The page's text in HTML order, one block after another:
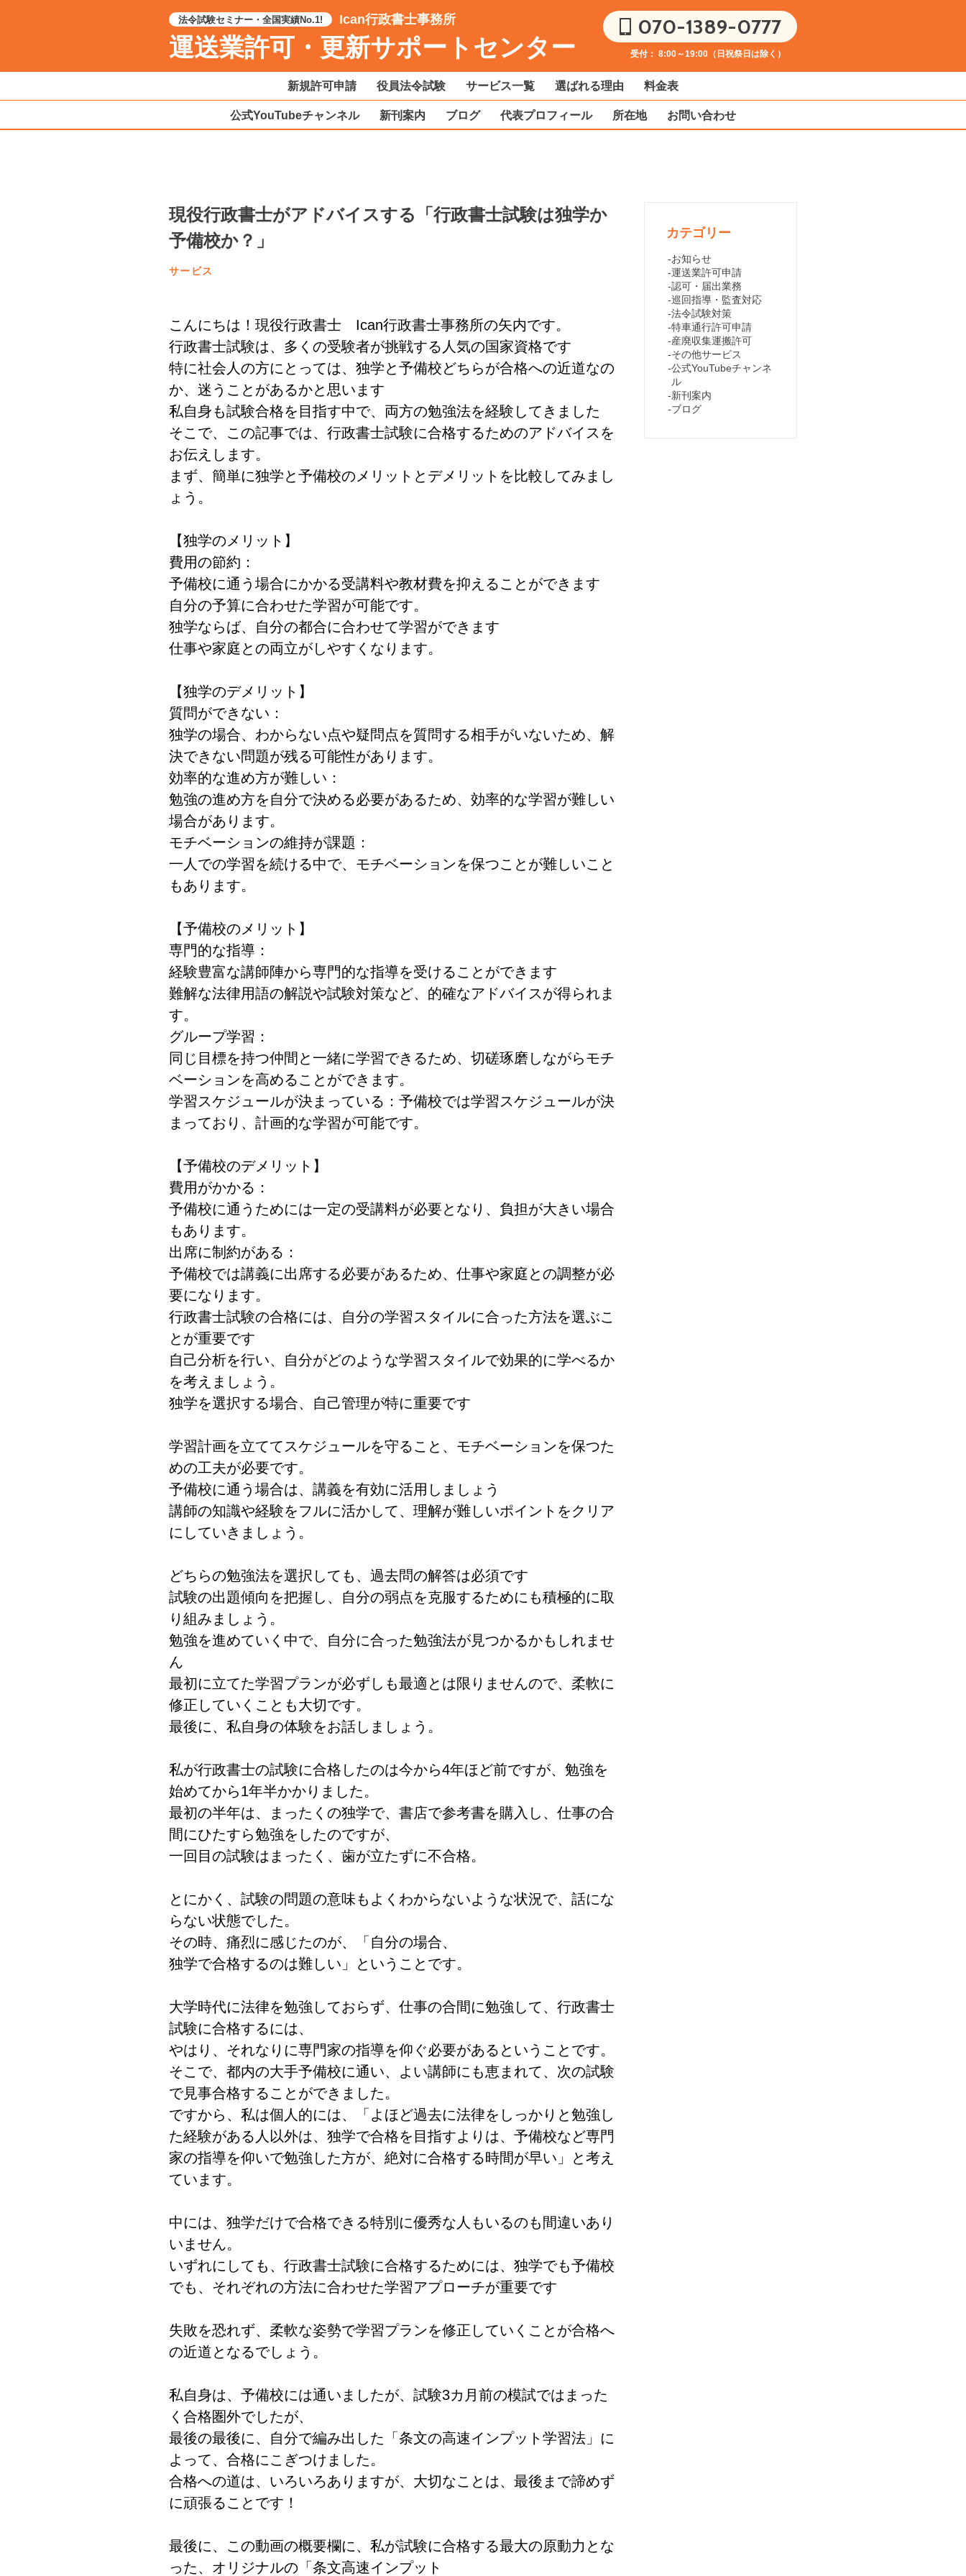
法令試験セミナー・全国実績No.1! Ican行政書士事務所
運送業許可・更新サポートセンター
070-1389-0777
受付： 8:00～19:00（日祝祭日は除く）
新規許可申請 役員法令試験 サービス一覧 選ばれる理由 料金表
公式YouTubeチャンネル 新刊案内 ブログ 代表プロフィール 所在地 お問い合わせ
現役行政書士がアドバイスする「行政書士試験は独学か
予備校か？」
サービス
こんにちは！現役行政書士 Ican行政書士事務所の矢内です。
行政書士試験は、多くの受験者が挑戦する人気の国家資格です
特に社会人の方にとっては、独学と予備校どちらが合格への近道なの
か、迷うことがあるかと思います
私自身も試験合格を目指す中で、両方の勉強法を経験してきました
そこで、この記事では、行政書士試験に合格するためのアドバイスを
お伝えします。
まず、簡単に独学と予備校のメリットとデメリットを比較してみまし
ょう。
【独学のメリット】
費用の節約：
予備校に通う場合にかかる受講料や教材費を抑えることができます
自分の予算に合わせた学習が可能です。
独学ならば、自分の都合に合わせて学習ができます
仕事や家庭との両立がしやすくなります。
【独学のデメリット】
質問ができない：
独学の場合、わからない点や疑問点を質問する相手がいないため、解
決できない問題が残る可能性があります。
効率的な進め方が難しい：
勉強の進め方を自分で決める必要があるため、効率的な学習が難しい
場合があります。
モチベーションの維持が課題：
一人での学習を続ける中で、モチベーションを保つことが難しいこと
もあります。
【予備校のメリット】
専門的な指導：
経験豊富な講師陣から専門的な指導を受けることができます
難解な法律用語の解説や試験対策など、的確なアドバイスが得られま
す。
グループ学習：
同じ目標を持つ仲間と一緒に学習できるため、切磋琢磨しながらモチ
ベーションを高めることができます。
学習スケジュールが決まっている：予備校では学習スケジュールが決
まっており、計画的な学習が可能です。
【予備校のデメリット】
費用がかかる：
予備校に通うためには一定の受講料が必要となり、負担が大きい場合
もあります。
出席に制約がある：
予備校では講義に出席する必要があるため、仕事や家庭との調整が必
要になります。
行政書士試験の合格には、自分の学習スタイルに合った方法を選ぶこ
とが重要です
自己分析を行い、自分がどのような学習スタイルで効果的に学べるか
を考えましょう。
独学を選択する場合、自己管理が特に重要です
学習計画を立ててスケジュールを守ること、モチベーションを保つた
めの工夫が必要です。
予備校に通う場合は、講義を有効に活用しましょう
講師の知識や経験をフルに活かして、理解が難しいポイントをクリア
にしていきましょう。
どちらの勉強法を選択しても、過去問の解答は必須です
試験の出題傾向を把握し、自分の弱点を克服するためにも積極的に取
り組みましょう。
勉強を進めていく中で、自分に合った勉強法が見つかるかもしれませ
ん
最初に立てた学習プランが必ずしも最適とは限りませんので、柔軟に
修正していくことも大切です。
最後に、私自身の体験をお話しましょう。
私が行政書士の試験に合格したのは今から4年ほど前ですが、勉強を
始めてから1年半かかりました。
最初の半年は、まったくの独学で、書店で参考書を購入し、仕事の合
間にひたすら勉強をしたのですが、
一回目の試験はまったく、歯が立たずに不合格。
とにかく、試験の問題の意味もよくわからないような状況で、話にな
らない状態でした。
その時、痛烈に感じたのが、「自分の場合、
独学で合格するのは難しい」ということです。
大学時代に法律を勉強しておらず、仕事の合間に勉強して、行政書士
試験に合格するには、
やはり、それなりに専門家の指導を仰ぐ必要があるということです。
そこで、都内の大手予備校に通い、よい講師にも恵まれて、次の試験
で見事合格することができました。
ですから、私は個人的には、「よほど過去に法律をしっかりと勉強し
た経験がある人以外は、独学で合格を目指すよりは、予備校など専門
家の指導を仰いで勉強した方が、絶対に合格する時間が早い」と考え
ています。
中には、独学だけで合格できる特別に優秀な人もいるのも間違いあり
いません。
いずれにしても、行政書士試験に合格するためには、独学でも予備校
でも、それぞれの方法に合わせた学習アプローチが重要です
失敗を恐れず、柔軟な姿勢で学習プランを修正していくことが合格へ
の近道となるでしょう。
私自身は、予備校には通いましたが、試験3カ月前の模試ではまった
く合格圏外でしたが、
最後の最後に、自分で編み出した「条文の高速インプット学習法」に
よって、合格にこぎつけました。
合格への道は、いろいろありますが、大切なことは、最後まで諦めず
に頑張ることです！
最後に、この動画の概要欄に、私が試験に合格する最大の原動力とな
った、オリジナルの「条文高速インプット
カテゴリー
お知らせ
運送業許可申請
認可・届出業務
巡回指導・監査対応
法令試験対策
特車通行許可申請
産廃収集運搬許可
その他サービス
公式YouTubeチャンネ
ル
新刊案内
ブログ